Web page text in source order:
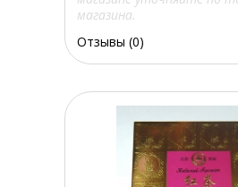
магазина.
Отзывы (0)